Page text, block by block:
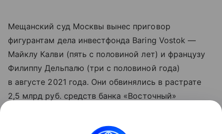
Мещанский суд Москвы вынес приговор
фигурантам дела инвестфонда Baring Vostok —
Майклу Калви (пять с половиной лет) и французу
Филиппу Дельпалю (три с половиной года)
в августе 2021 года. Они обвинялись в растрате
2,5 млрд руб. средств банка «Восточный»
Первому коллекторскому бюро. Позднее, в марте